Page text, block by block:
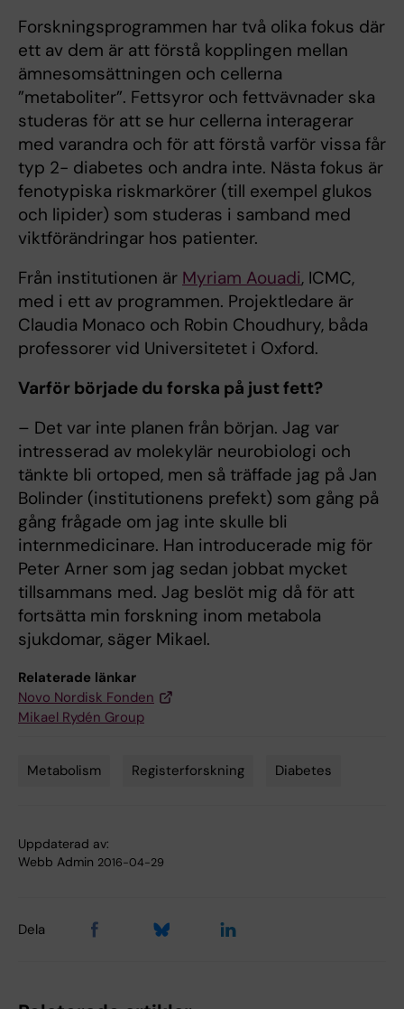
Forskningsprogrammen har två olika fokus där
ett av dem är att förstå kopplingen mellan
ämnesomsättningen och cellerna
”metaboliter”. Fettsyror och fettvävnader ska
studeras för att se hur cellerna interagerar
med varandra och för att förstå varför vissa får
typ 2- diabetes och andra inte. Nästa fokus är
fenotypiska riskmarkörer (till exempel glukos
och lipider) som studeras i samband med
viktförändringar hos patienter.
Från institutionen är Myriam Aouadi, ICMC,
med i ett av programmen. Projektledare är
Claudia Monaco och Robin Choudhury, båda
professorer vid Universitetet i Oxford.
Varför började du forska på just fett?
– Det var inte planen från början. Jag var
intresserad av molekylär neurobiologi och
tänkte bli ortoped, men så träffade jag på Jan
Bolinder (institutionens prefekt) som gång på
gång frågade om jag inte skulle bli
internmedicinare. Han introducerade mig för
Peter Arner som jag sedan jobbat mycket
tillsammans med. Jag beslöt mig då för att
fortsätta min forskning inom metabola
sjukdomar, säger Mikael.
Relaterade länkar
Novo Nordisk Fonden
Mikael Rydén Group
Metabolism Registerforskning Diabetes
Uppdaterad av:
Webb Admin 2016-04-29
Dela